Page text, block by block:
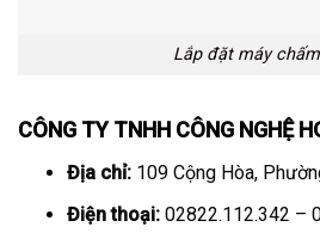
Lắp đặt máy
CÔNG TY TNHH CÔNG NGHỆ
Địa chỉ:109 Cộng Hòa,
Điện thoại:02822.112.342 –